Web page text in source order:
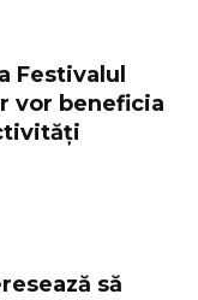
Festivalul
vor beneficia
să